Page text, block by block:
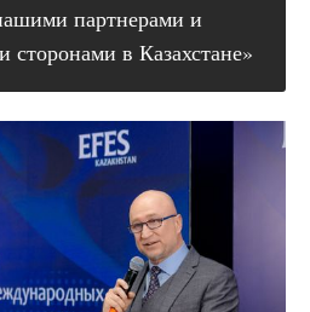
партнерами и
сторонами в Казахстане»